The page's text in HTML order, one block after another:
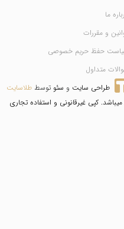
ما
و مقررات
حفظ حریم خصوصی
متداول
طراحی سایت و سئو توسط طلاسایت
میباشد. کپی غیرقانونی و استفاده تجاری